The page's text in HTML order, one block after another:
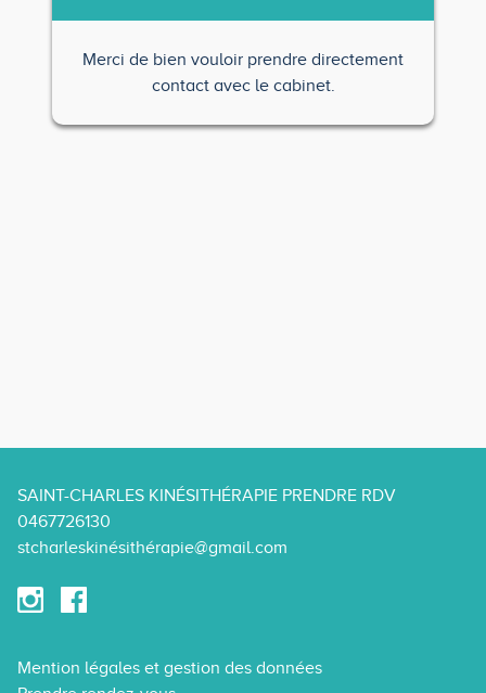
Merci de bien vouloir prendre directement
contact avec le cabinet.
SAINT-CHARLES KINÉSITHÉRAPIE PRENDRE RDV
0467726130
stcharleskinésithérapie@gmail.com
Mention légales et gestion des données